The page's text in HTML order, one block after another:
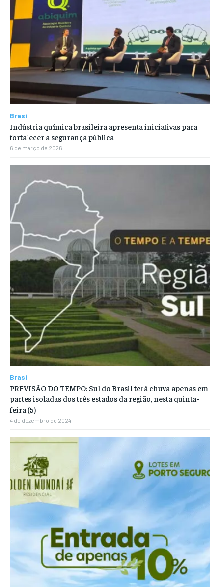
Brasil
Indústria química brasileira apresenta iniciativas para
fortalecer a segurança pública
6 de março de 2026
Brasil
PREVISÃO DO TEMPO: Sul do Brasil terá chuva apenas em
partes isoladas dos três estados da região, nesta quinta-
feira (5)
4 de dezembro de 2024